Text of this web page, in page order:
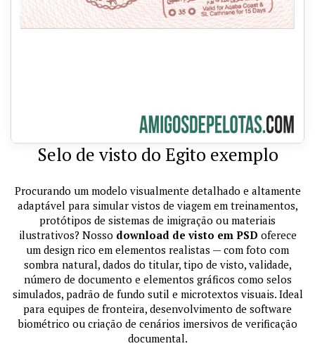
Selo de visto do Egito exemplo
Procurando um modelo visualmente detalhado e altamente
adaptável para simular vistos de viagem em treinamentos,
protótipos de sistemas de imigração ou materiais
ilustrativos? Nosso download de visto em PSD oferece
um design rico em elementos realistas — com foto com
sombra natural, dados do titular, tipo de visto, validade,
número de documento e elementos gráficos como selos
simulados, padrão de fundo sutil e microtextos visuais. Ideal
para equipes de fronteira, desenvolvimento de software
biométrico ou criação de cenários imersivos de verificação
documental.